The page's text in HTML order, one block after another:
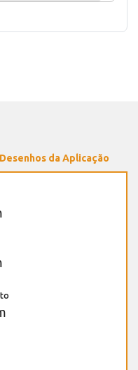
Desenhos da Aplicação